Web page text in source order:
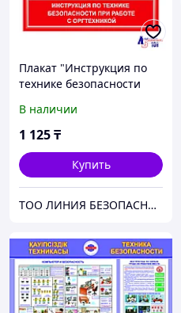
Плакат "Инструкция по
технике безопасности
оргтехникой"
В наличии
1 125₸
Купить
ТОО ЛИНИЯ БЕЗОПАСНОСТИ 101